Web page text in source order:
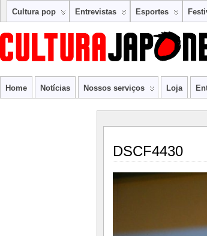
Cultura pop Entrevistas Esportes
Home Notícias Nossos serviços Loja
DSCF4430